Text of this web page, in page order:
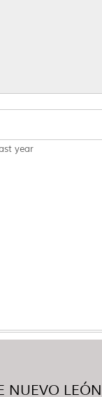
year
NUEVO